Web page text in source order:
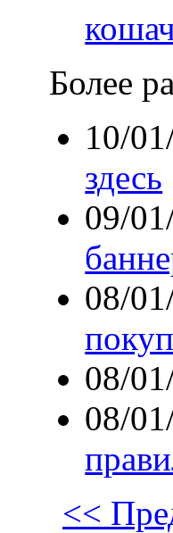
Более
10/
здесь
09/
08/
08/
08/
<<